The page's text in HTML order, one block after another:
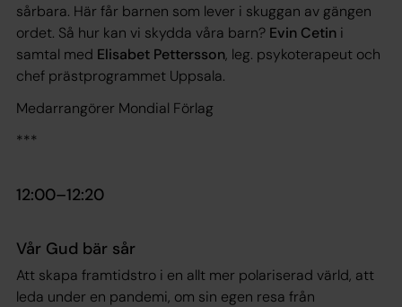
sårbara. Här får barnen som lever i skuggan av gängen
ordet. Så hur kan vi skydda våra barn? Evin Cetin i
samtal med Elisabet Pettersson, leg. psykoterapeut och
chef prästprogrammet Uppsala.
Medarrangörer Mondial Förlag
***
12:00­–12:20
Vår Gud bär sår
Att skapa framtidstro i en allt mer polariserad värld, att
leda under en pandemi, om sin egen resa från